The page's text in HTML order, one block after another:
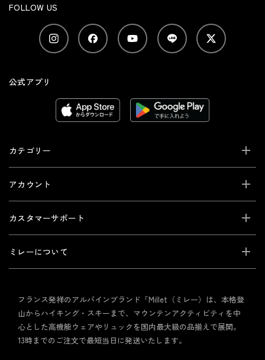
FOLLOW US
公式アプリ
カテゴリー
アカウント
カスタマーサポート
ミレーについて
フランス発祥のアルパインブランド「Millet（ミレー）は、本格登
山からハイキング・スキーまで、マウンテンアクティビティを中
心とした高機能ウェアやリュックを国内最大級の品揃えで展開。
13時までのご注文で最短当日に発送いたします。